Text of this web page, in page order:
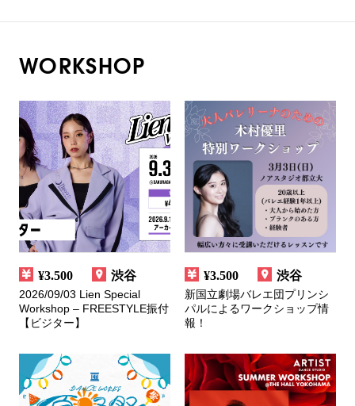
WORKSHOP
¥3.500
渋谷
2026/09/03 Lien Special
Workshop – FREESTYLE振付
【ビジター】
¥3.500
渋谷
新国立劇場バレエ団プリンシ
パルによるワークショップ情
報！